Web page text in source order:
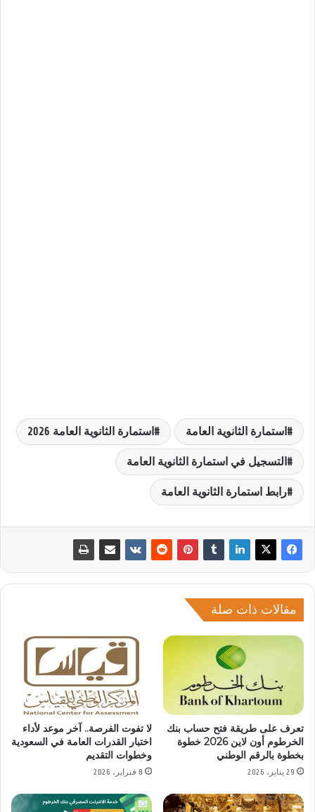
استمارة الثانوية العامة استمارة الثانوية العامة 2026
التسجيل في استمارة الثانوية العامة
رابط استمارة الثانوية العامة
مقالات ذات صلة
تعرف على طريقة فتح حساب بنك
الخرطوم أون لاين 2026 خطوة
بخطوة بالرقم الوطني
29 يناير، 2026
لا تفوت الفرصة.. آخر موعد لأداء
اختبار القدرات العامة في السعودية
وخطوات التقديم
8 فبراير، 2026